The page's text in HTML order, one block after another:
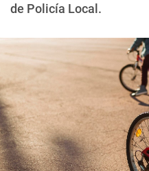
de Policía Local.